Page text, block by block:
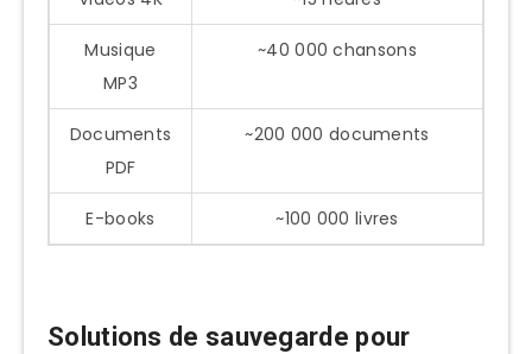
Musique
MP3
~40 000 chansons
Documents
PDF
~200 000 documents
E-books ~100 000 livres
Solutions de sauvegarde pour